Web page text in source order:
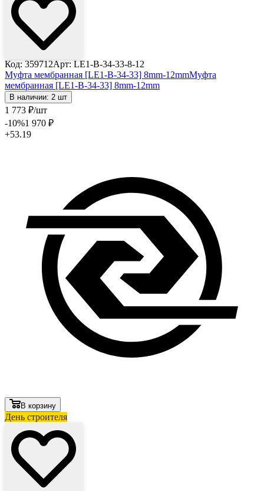
Код: 359712Арт: LE1-B-34-33-8-12
Муфта мембранная [LE1-B-34-33] 8mm-12mmМуфта
мембранная [LE1-B-34-33] 8mm-12mm
В наличии: 2 шт
1 773 ₽/шт
-10%1 970 ₽
+53.19
В корзину
День строителя